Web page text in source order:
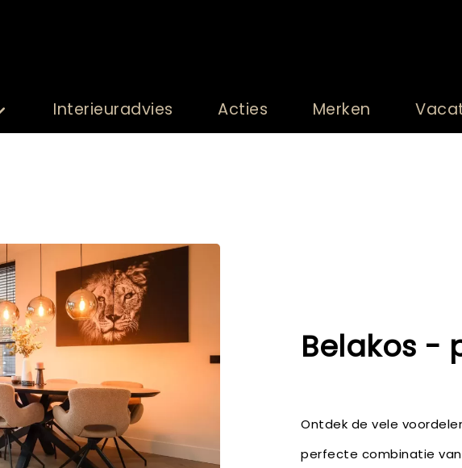
Interieuradvies Acties Merken
Belakos -
Ontdek de vele
perfecte combinatie